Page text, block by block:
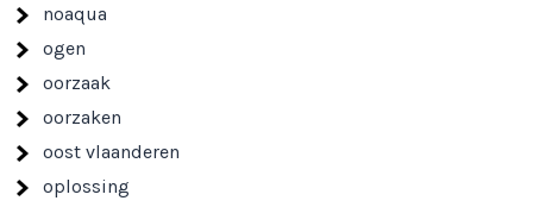
noaqua
ogen
oorzaak
oorzaken
oost vlaanderen
oplossing